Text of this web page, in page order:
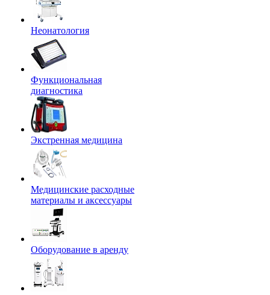
Неонатология
Функциональная
диагностика
Экстренная медицина
Медицинские расходные
материалы и аксессуары
Оборудование в аренду